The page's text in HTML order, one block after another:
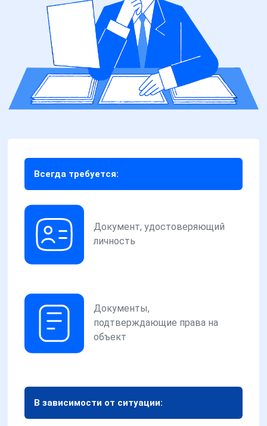
Всегда требуется:
Документ, удостоверяющий
личность
Документы,
подтверждающие права на
объект
В зависимости от ситуации: